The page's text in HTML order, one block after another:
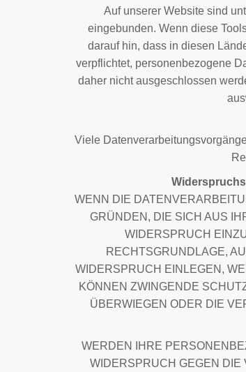
Auf unserer Website sind
eingebunden. Wenn diese
darauf hin, dass in diesen
verpflichtet, personenbezogene
daher nicht ausgeschlossen
Viele
WENN DIE
GRÜNDEN, DIE SICH AUS
WIDERSPRUCH
RECHTSGRUNDLAGE,
WIDERSPRUCH EINLEGEN,
KÖNNEN ZWINGENDE
ÜBERWIEGEN ODER DIE
WERDEN IHRE
WIDERSPRUCH GEGEN